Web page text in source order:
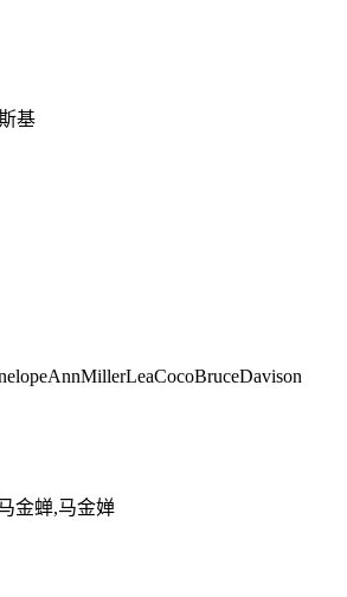
基
金蝉,马金婵